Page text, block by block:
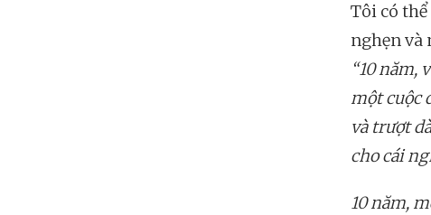
Tôi có
nghẹn và
“10 năm,
một cuộc
và trượt
cho cái
10 năm,